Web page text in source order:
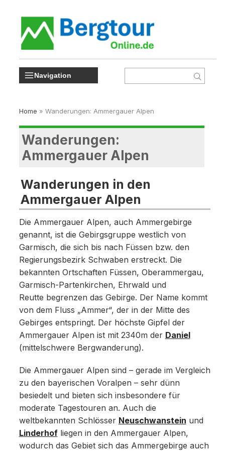
Navigation
Home » Wanderungen: Ammergauer Alpen
Wanderungen:
Ammergauer Alpen
Wanderungen in den
Ammergauer Alpen
Die Ammergauer Alpen, auch Ammergebirge
genannt, ist die Gebirgsgruppe westlich von
Garmisch, die sich bis nach Füssen bzw. den
Regierungsbezirk Schwaben erstreckt. Die
bekannten Ortschaften Füssen, Oberammergau,
Garmisch-Partenkirchen, Ehrwald und
Reutte begrenzen das Gebirge. Der Name kommt
von dem Fluss „Ammer“, der in der Mitte des
Gebirges entspringt. Der höchste Gipfel der
Ammergauer Alpen ist mit 2340m der Daniel
(mittelschwere Bergwanderung).
Die Ammergauer Alpen sind – gerade im Vergleich
zu den bayerischen Voralpen – sehr dünn
besiedelt und bieten sich insbesondere für
moderate Tagestouren an. Auch die
weltbekannten Schlösser Neuschwanstein und
Linderhofliegen in den Ammergauer Alpen,
wodurch das Gebiet sich das Ammergebirge auch